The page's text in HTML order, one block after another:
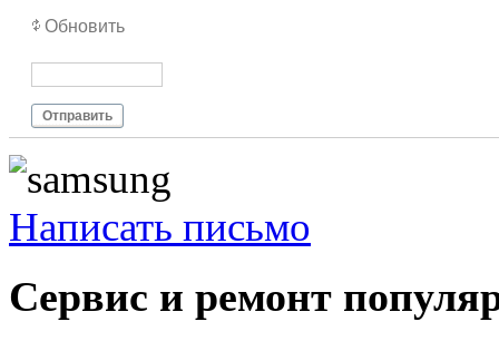
Обновить
Отправить
Написать письмо
Сервис и ремонт